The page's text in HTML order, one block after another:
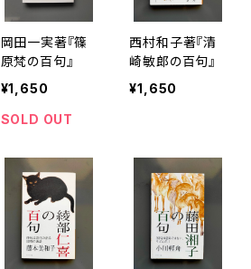
岡田一実著『篠
原梵の百句』
¥1,650
SOLD OUT
西村和子著『清
崎敏郎の百句』
¥1,650